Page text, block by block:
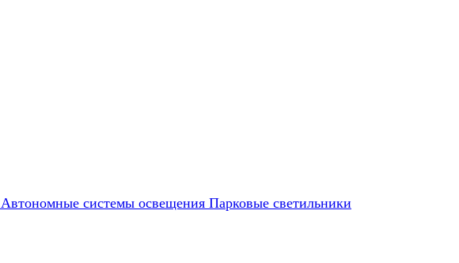
Автономные системы освещения Парковые светильники